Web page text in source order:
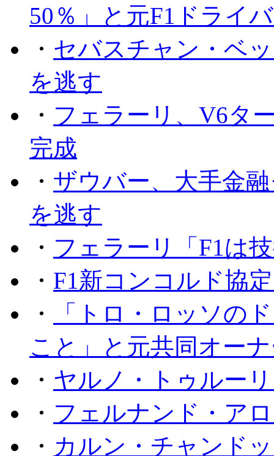
50％」と元F1ドライ
・ セバスチャン・ベ
を逃す
・ フェラーリ、V6タ
完成
・ ザウバー、大手金
を逃す
・ フェラーリ「F1は
・ F1新コンコルド協
・
「トロ・ロッソの
こと」と元共同オー
・ ヤルノ・トゥルー
・ フェルナンド・ア
・ カルン・チャンド